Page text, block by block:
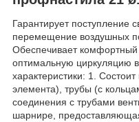
Гарантирует поступление
перемещение воздушных
Обеспечивает
оптимальную циркуляцию
характеристики: 1.
элемента), трубы (с
соединения с трубами
шарнире,